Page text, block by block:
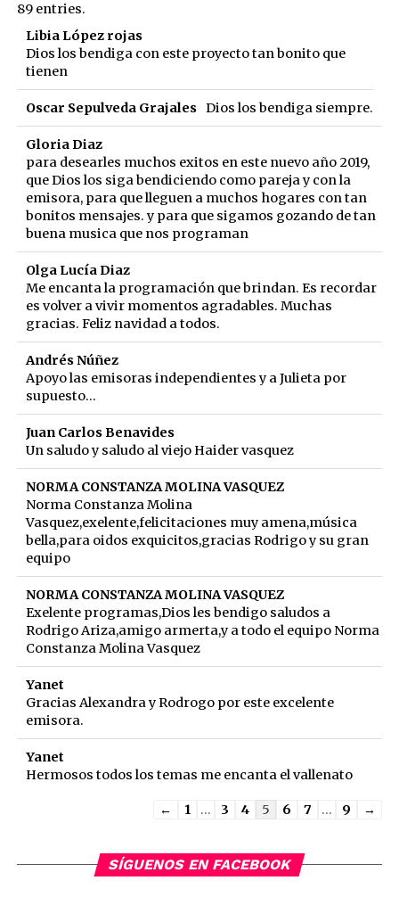
89 entries.
Libia López rojas
Dios los bendiga con este proyecto tan bonito que
tienen
Oscar Sepulveda Grajales Dios los bendiga siempre.
Gloria Diaz
para desearles muchos exitos en este nuevo año 2019,
que Dios los siga bendiciendo como pareja y con la
emisora, para que lleguen a muchos hogares con tan
bonitos mensajes. y para que sigamos gozando de tan
buena musica que nos programan
Olga Lucía Diaz
Me encanta la programación que brindan. Es recordar
es volver a vivir momentos agradables. Muchas
gracias. Feliz navidad a todos.
Andrés Núñez
Apoyo las emisoras independientes y a Julieta por
supuesto...
Juan Carlos Benavides
Un saludo y saludo al viejo Haider vasquez
NORMA CONSTANZA MOLINA VASQUEZ
Norma Constanza Molina
Vasquez,exelente,felicitaciones muy amena,música
bella,para oidos exquicitos,gracias Rodrigo y su gran
equipo
NORMA CONSTANZA MOLINA VASQUEZ
Exelente programas,Dios les bendigo saludos a
Rodrigo Ariza,amigo armerta,y a todo el equipo Norma
Constanza Molina Vasquez
Yanet
Gracias Alexandra y Rodrogo por este excelente
emisora.
Yanet
Hermosos todos los temas me encanta el vallenato
Guestbook
← 1 ... 3 4 5 6 7 ... 9 →
SÍGUENOS EN FACEBOOK